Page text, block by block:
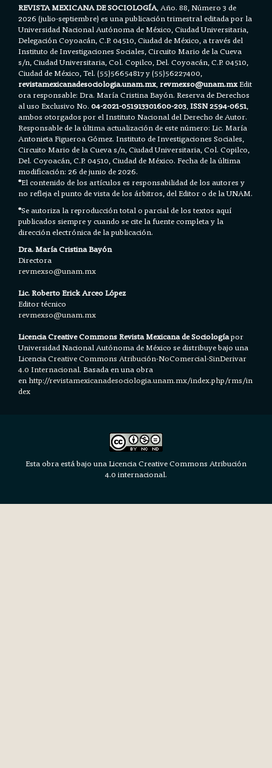
REVISTA MEXICANA DE SOCIOLOGÍA, Año. 88, Número 3 de
2026 (julio-septiembre) es una publicación trimestral editada por la
Universidad Nacional Autónoma de México, Ciudad Universitaria,
Delegación Coyoacán, C.P. 04510, Ciudad de México, a través del
Instituto de Investigaciones Sociales, Circuito Mario de la Cueva
s/n, Ciudad Universitaria, Col. Copilco, Del. Coyoacán, C.P. 04510,
Ciudad de México, Tel. (55)56654817 y (55)56227400,
revistamexicanadesociologia.unam.mx,revmexso@unam.mxEdit
ora responsable: Dra. María Cristina Bayón. Reserva de Derechos
al uso Exclusivo No.04-2021-051913301600-203,ISSN 2594-0651,
ambos otorgados por el Instituto Nacional del Derecho de Autor.
Responsable de la última actualización de este número: Lic. María
Antonieta Figueroa Gómez. Instituto de Investigaciones Sociales,
Circuito Mario de la Cueva s/n, Ciudad Universitaria, Col. Copilco,
Del. Coyoacán, C.P. 04510, Ciudad de México. Fecha de la última
modificación: 26 de junio de 2026.
*El contenido de los artículos es responsabilidad de los autores y
no refleja el punto de vista de los árbitros, del Editor o de la UNAM.
*Se autoriza la reproducción total o parcial de los textos aquí
publicados siempre y cuando se cite la fuente completa y la
dirección electrónica de la publicación.
Dra. María Cristina Bayón
Directora
revmexso@unam.mx
Lic. Roberto Erick Arceo López
Editor técnico
revmexso@unam.mx
Licencia Creative Commons Revista Mexicana de Sociologíapor
Universidad Nacional Autónoma de México se distribuye bajo una
LicenciaCreative Commons Atribución-NoComercial-SinDerivar
4.0 Internacional.Basada en una obra
en http://revistamexicanadesociologia.unam.mx/index.php/rms/in
dex
Esta obra está bajo una Licencia Creative Commons Atribución
4.0 internacional.